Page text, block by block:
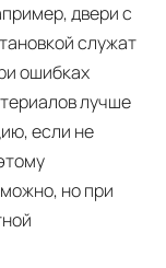
двери с
служат
ошибках
лучше
если не
но при